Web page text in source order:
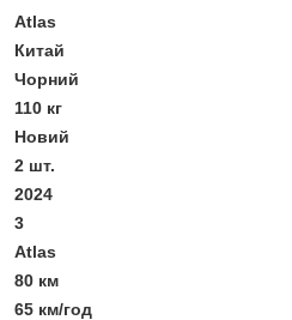
Atlas
Китай
Чорний
110 кг
Новий
2 шт.
2024
3
Atlas
80 км
65 км/год